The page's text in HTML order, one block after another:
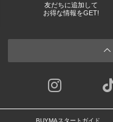
友だちに追加して
お得な情報をGET!
BUYMAスタートガイド